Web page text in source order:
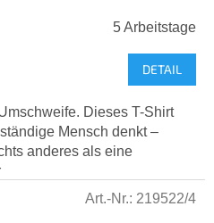
5 Arbeitstage
DETAIL
Dieses T-Shirt
Mensch denkt –
anderes als eine
Art.-Nr.: 219522/4